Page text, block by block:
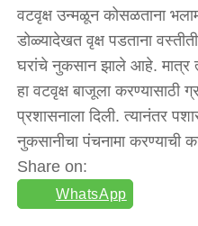
वटवृक्ष उन्मळून कोसळताना
डोळ्यादेखत वृक्ष पडताना
घरांचे नुकसान झाले आहे. मात्र
हा वटवृक्ष बाजूला करण्यासाठी
प्रशासनाला दिली. त्यानंतर
नुकसानीचा पंचनामा करण्याची
Share on:
WhatsApp